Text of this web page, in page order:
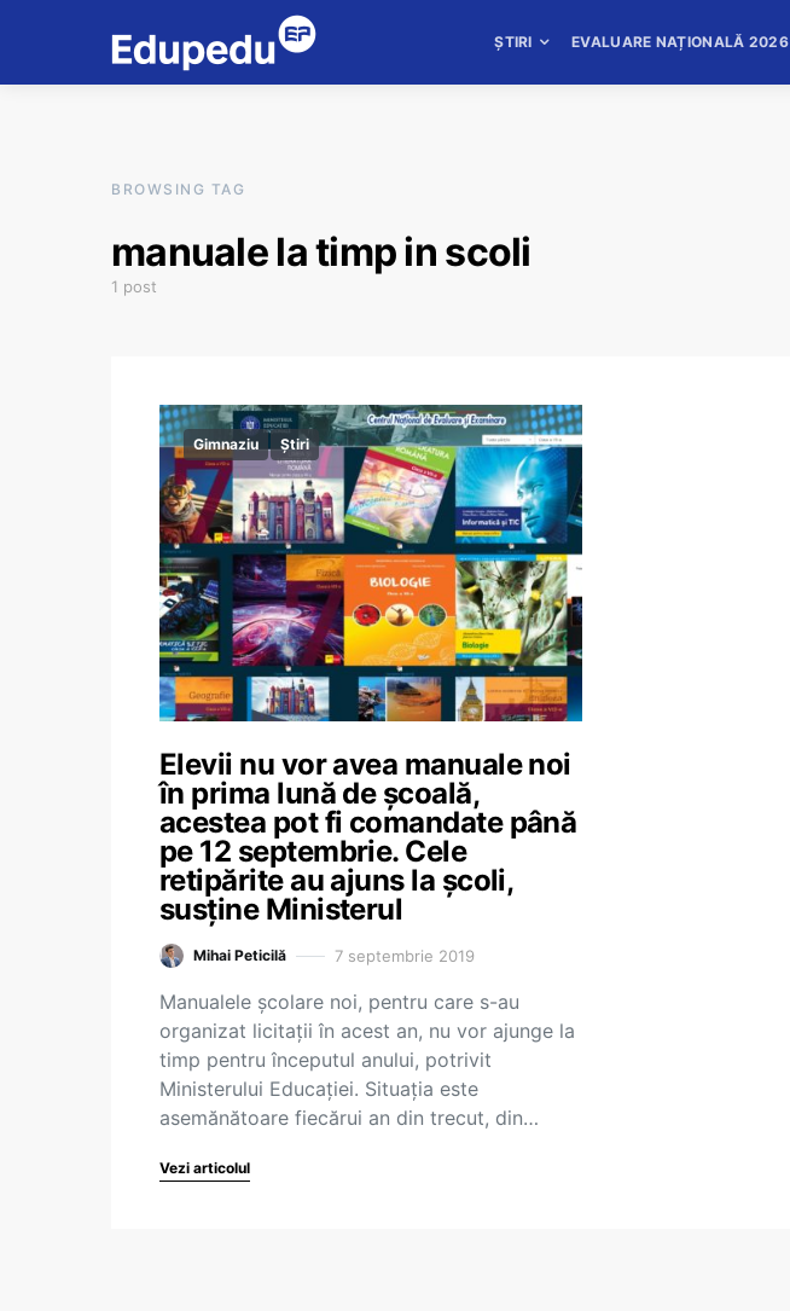
ȘTIRI EVALUARE NAȚIONALĂ 2026
BROWSING TAG
manuale la timp in scoli
1 post
Gimnaziu Știri
Elevii nu vor avea manuale noi
în prima lună de şcoală,
acestea pot fi comandate până
pe 12 septembrie. Cele
retipărite au ajuns la şcoli,
susţine Ministerul
Mihai Peticilă 7 septembrie 2019
Manualele școlare noi, pentru care s-au
organizat licitaţii în acest an, nu vor ajunge la
timp pentru începutul anului, potrivit
Ministerului Educaţiei. Situaţia este
asemănătoare fiecărui an din trecut, din…
Vezi articolul